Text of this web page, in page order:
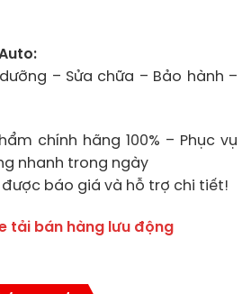
– Sửa chữa – Bảo hành –
chính hãng 100% – Phục vụ
nhanh trong ngày
báo giá và hỗ trợ chi tiết!
tải bán hàng lưu động